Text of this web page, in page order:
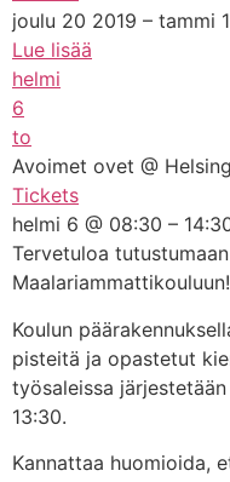
joulu 20 2019 – tammi
Lue lisää
helmi
6
to
Avoimet ovet @
Tickets
helmi 6 @ 08:30 –
Tervetuloa
Maalariammattikouluun!
Koulun
pisteitä ja opastetut
työsaleissa
13:30.
Kannattaa huomioida,